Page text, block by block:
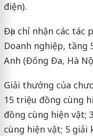
điện).
Địa chỉ nhận các tác
Doanh nghiệp, tầng
Anh (Đống Đa, Hà
Giải thưởng của
15 triệu đồng cùng
đồng cùng hiện vật;
cùng hiện vật; 5 giải